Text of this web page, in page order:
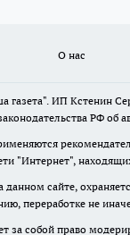
О нас
газета". ИП Кстенин
РФ об
"Интернет",
сайте,
переработке не
за собой право